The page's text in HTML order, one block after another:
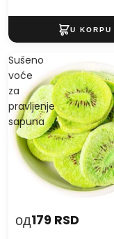
Sušeno
voće
za
pravljenje
sapuna
од179 RSD